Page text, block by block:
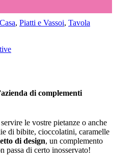
Casa, Piatti e Vassoi, Tavola
di complementi
le vostre pietanze o anche
di bibite, cioccolatini, caramelle
di design, un complemento
passa di certo inosservato!